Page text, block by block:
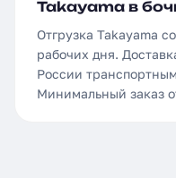
Takayama в
Отгрузка Takayama
рабочих дня.
России
Минимальный заказ